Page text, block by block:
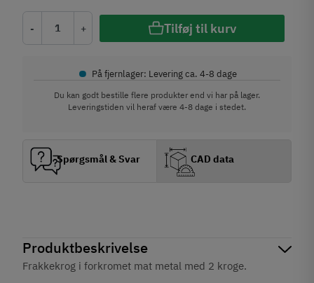
Produktbeskrivelse
Frakkekrog i forkromet mat metal med 2 kroge.
- + Tilføj til kurv
• På fjernlager: Levering ca. 4-8 dage
Du kan godt bestille flere produkter end vi har på lager.
Leveringstiden vil heraf være 4-8 dage i stedet.
Spørgsmål & Svar CAD data